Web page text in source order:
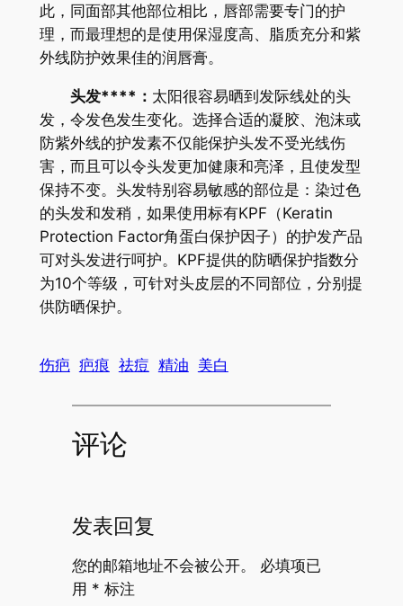
此，同面部其他部位相比，唇部需要专门的护
理，而最理想的是使用保湿度高、脂质充分和紫
外线防护效果佳的润唇膏。
头发****： 太阳很容易晒到发际线处的头
发，令发色发生变化。选择合适的凝胶、泡沫或
防紫外线的护发素不仅能保护头发不受光线伤
害，而且可以令头发更加健康和亮泽，且使发型
保持不变。头发特别容易敏感的部位是：染过色
的头发和发稍，如果使用标有KPF（Keratin
Protection Factor角蛋白保护因子）的护发产品
可对头发进行呵护。KPF提供的防晒保护指数分
为10个等级，可针对头皮层的不同部位，分别提
供防晒保护。
伤疤 疤痕 祛痘 精油 美白
评论
发表回复
您的邮箱地址不会被公开。
必填项已
用 * 标注